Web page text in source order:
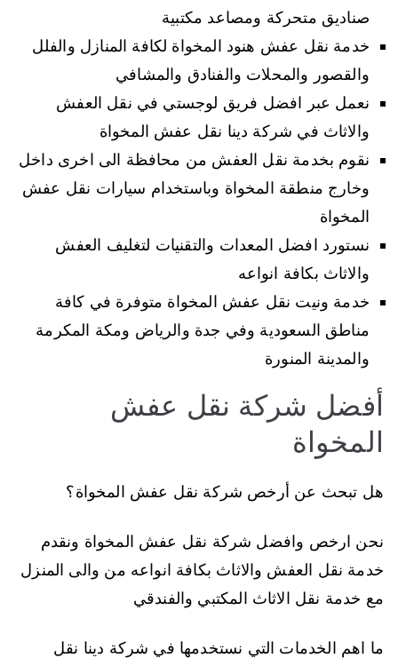
صناديق متحركة ومصاعد مكتبية
خدمة نقل عفش هنود المخواة لكافة المنازل والفلل
والقصور والمحلات والفنادق والمشافي
نعمل عبر افضل فريق لوجستي في نقل العفش
والاثاث في شركة دينا نقل عفش المخواة
نقوم بخدمة نقل العفش من محافظة الى اخرى داخل
وخارج منطقة المخواة وباستخدام سيارات نقل عفش
المخواة
نستورد افضل المعدات والتقنيات لتغليف العفش
والاثاث بكافة انواعه
خدمة ونيت نقل عفش المخواة متوفرة في كافة
مناطق السعودية وفي جدة والرياض ومكة المكرمة
والمدينة المنورة
أفضل شركة نقل عفش
المخواة
هل تبحث عن أرخص شركة نقل عفش المخواة؟
نحن ارخص وافضل شركة نقل عفش المخواة ونقدم
خدمة نقل العفش والاثاث بكافة انواعه من والى المنزل
مع خدمة نقل الاثاث المكتبي والفندقي
ما اهم الخدمات التي نستخدمها في شركة دينا نقل